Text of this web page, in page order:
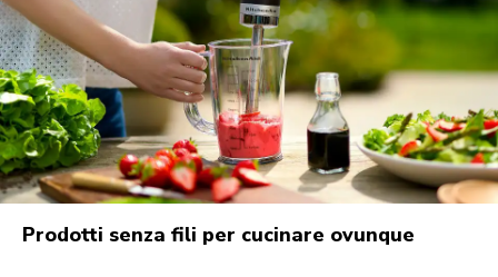
Prodotti senza fili per cucinare ovunque